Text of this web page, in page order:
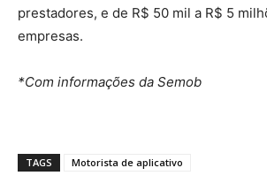
prestadores, e de R$ 50 mil a R$ 5
empresas.
*Com informações da Semob
TAGS Motorista de aplicativo